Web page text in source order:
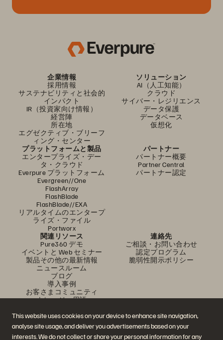
This website uses cookies on your device to enhance site navigation,
analyse site usage, and deliver you advertisements based on your
interests. We do not collect or share your personal information for any
企業情報
採用情報
サステナビリティと社会的
インパクト
IR（投資家向け情報）
経営陣
所在地
エグゼクティブ・ブリーフ
ィング・センター
ソリューション
AI（人工知能）
クラウド
サイバー・レジリエンス
データ保護
データベース
仮想化
プラットフォームと製品
エンタープライズ・デー
タ・クラウド
Everpure プラットフォーム
Evergreen//One
FlashArray
FlashBlade
FlashBlade//EXA
リアルタイムのエンタープ
ライズ・ファイル
Portworx
パートナー
パートナー概要
Partner Central
パートナー認定
関連リソース
Pure360 デモ
イベントと Web セミナー
製品その他の最新情報
ニュースルーム
ブログ
導入事例
お客さまコミュニティ
ナレッジ・用語
連絡先
ご相談・お問い合わせ
認定プログラム
脆弱性開示ポリシー
公式 SNS